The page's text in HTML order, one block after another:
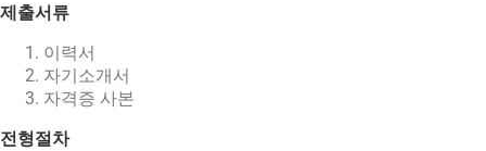
제출서류
이력서
자기소개서
자격증 사본
전형절차